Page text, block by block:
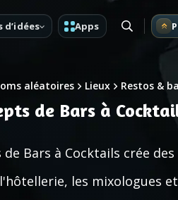
d’idées Apps
aléatoires Lieux Restos &
de Bars à
de Bars à Cocktails crée
les mixologues